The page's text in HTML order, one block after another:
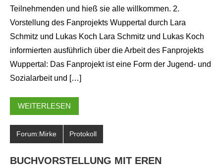
Teilnehmenden und hieß sie alle willkommen. 2.
Vorstellung des Fanprojekts Wuppertal durch Lara
Schmitz und Lukas Koch Lara Schmitz und Lukas Koch
informierten ausführlich über die Arbeit des Fanprojekts
Wuppertal: Das Fanprojekt ist eine Form der Jugend- und
Sozialarbeit und […]
WEITERLESEN
Forum:Mirke Protokoll
BUCHVORSTELLUNG MIT EREN